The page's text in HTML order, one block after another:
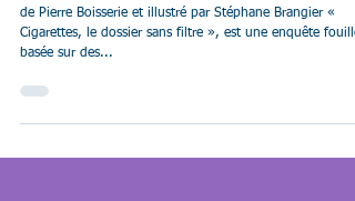
FILTRE
de Pierre Boisserie et illustré par Stéphane Brangier «
basée sur des...